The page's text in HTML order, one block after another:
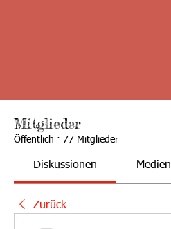
Mitglieder
Öffentlich · 77 Mitglieder
Diskussionen Medien
Zurück